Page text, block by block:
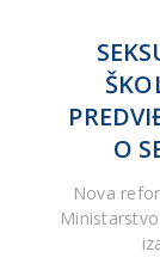
O
Nova